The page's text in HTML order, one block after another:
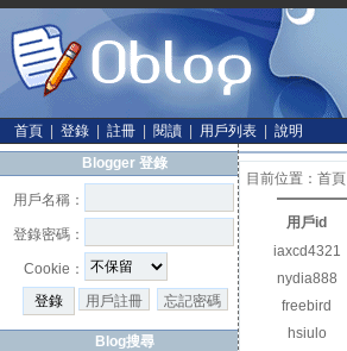
首頁 登錄 註冊 閱讀 用戶列表
說明
Blogger 登錄
用戶名稱：
登錄密碼：
Cookie：
用戶註冊
忘記密碼
Blog搜尋
目前位置： 首頁
用戶id
iaxcd4321
nydia888
freebird
hsiulo